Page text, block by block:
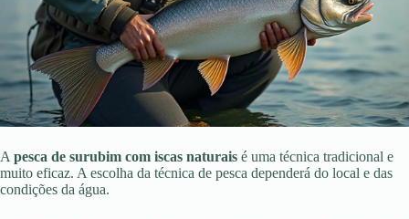
A pesca de surubim com iscas naturais é uma técnica tradicional e
muito eficaz. A escolha da técnica de pesca dependerá do local e das
condições da água.